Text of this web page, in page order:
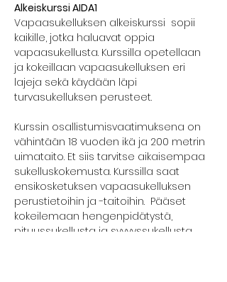
Alkeiskurssi AIDA1
Vapaasukelluksen alkeiskurssi  sopii
kaikille, jotka haluavat oppia
vapaasukellusta. Kurssilla opetellaan
ja kokeillaan vapaasukelluksen eri
lajeja sekä käydään läpi
turvasukelluksen perusteet.
Kurssin osallistumisvaatimuksena on
vähintään 18 vuoden ikä ja 200 metrin
uimataito. Et siis tarvitse aikaisempaa
sukelluskokemusta. Kurssilla saat
ensikosketuksen vapaasukelluksen
perustietoihin ja -taitoihin.  Pääset
kokeilemaan hengenpidätystä,
pituussukellusta ja syvyyssukellusta